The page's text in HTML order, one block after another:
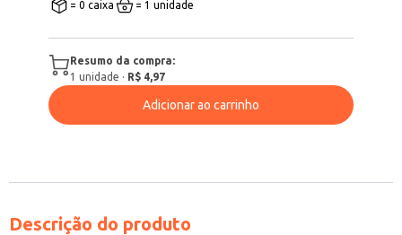
= 0 caixa = 1 unidade
Resumo da compra:
1 unidade · R$ 4,97
Adicionar ao carrinho
Descrição do produto